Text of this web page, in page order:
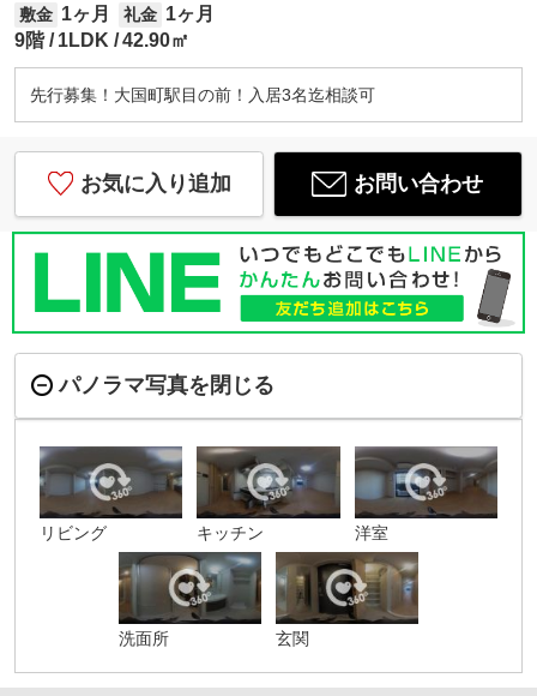
敷金 1ヶ月 礼金 1ヶ月
9階
1LDK 42.90㎡
先行募集！大国町駅目の前！入居3名迄相談可
お気に入り追加 お問い合わせ
パノラマ写真を閉じる
リビング キッチン 洋室
洗面所 玄関